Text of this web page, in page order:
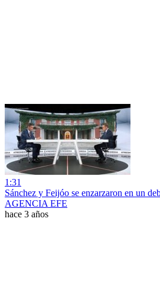
1:31
Sánchez y Feijóo se enzarzaron en un
AGENCIA EFE
hace 3 años